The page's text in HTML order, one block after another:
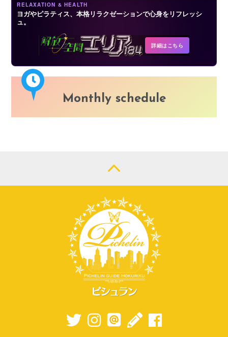
LOGIN
RELAXATION & HEALTH
ヨガやピラティス、本格リラクゼーションで心身をリフレッシ
ュ。
詳細はこちら
Monthly schedule